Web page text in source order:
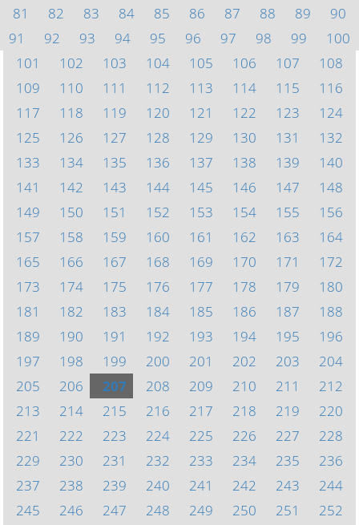
81
82 83 84 85 86 87 88 89
90
91
92 93 94 95 96 97 98 99
100
101
102 103 104 105 106 107
108
109
110 111 112 113 114 115
116
117
118 119 120 121 122 123
124
125
126 127 128 129 130 131
132
133
134 135 136 137 138 139
140
141
142 143 144 145 146 147
148
149
150 151 152 153 154 155
156
157
158 159 160 161 162 163
164
165
166 167 168 169 170 171
172
173
174 175 176 177 178 179
180
181
182 183 184 185 186 187
188
189
190 191 192 193 194 195
196
197
198 199 200 201 202 203
204
205
206 207 208 209 210 211
212
213
214 215 216 217 218 219
220
221
222 223 224 225 226 227
228
229
230 231 232 233 234 235
236
237
238 239 240 241 242 243
244
245
246 247 248 249 250 251
252